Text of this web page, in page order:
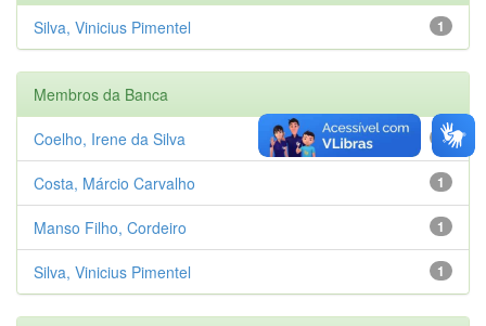
1
Silva, Vinicius Pimentel
Membros da Banca
1
Coelho, Irene da Silva
1
Costa, Márcio Carvalho
1
Manso Filho, Cordeiro
1
Silva, Vinicius Pimentel